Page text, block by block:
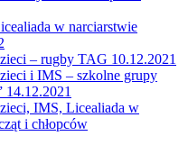
w narciarstwie
– rugby TAG 10.12.2021
i IMS – szkolne grupy
14.12.2021
IMS, Licealiada w
i chłopców